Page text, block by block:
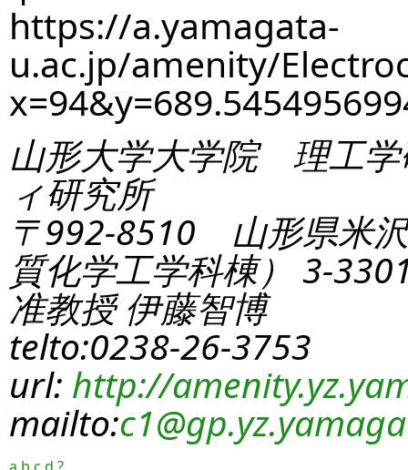
https://a.yamagata-
u.ac.jp/amenity/
山形大学大学院 理工学
ィ研究所
〒992-8510 山形県米
質化学工学科棟） 3-
准教授 伊藤智博
telto:0238-26-3753
url: http://
mailto:c1